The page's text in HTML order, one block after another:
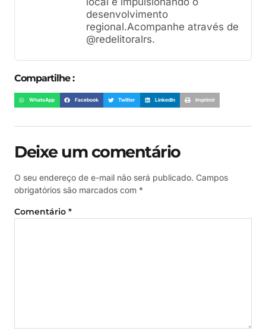
desenvolvimento
regional.Acompanhe através de
@redelitoralrs.
Compartilhe :
WhatsApp Facebook Twitter LinkedIn Imprimir
Deixe um comentário
O seu endereço de e-mail não será publicado. Campos
obrigatórios são marcados com *
Comentário *